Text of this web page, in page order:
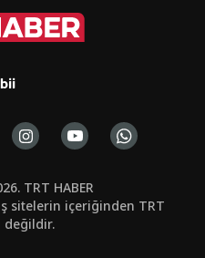
TRT HABER
sitelerin içeriğinden TRT
değildir.